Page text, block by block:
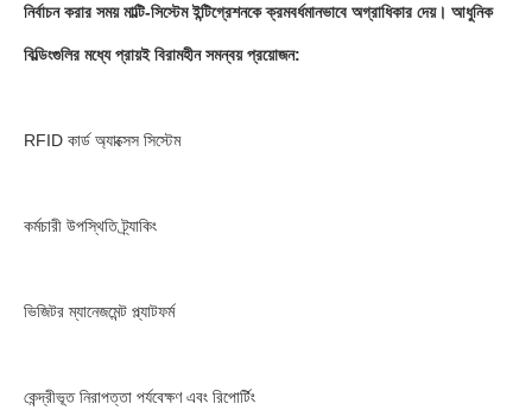
নির্বাচন করার সময় মাল্টি-সিস্টেম ইন্টিগ্রেশনকে ক্রমবর্ধমানভাবে অগ্রাধিকার দেয়। আধুনিক
বিল্ডিংগুলির মধ্যে প্রায়ই বিরামহীন সমন্বয় প্রয়োজন:
RFID কার্ড অ্যাক্সেস সিস্টেম
কর্মচারী উপস্থিতি ট্র্যাকিং
ভিজিটর ম্যানেজমেন্ট প্ল্যাটফর্ম
কেন্দ্রীভূত নিরাপত্তা পর্যবেক্ষণ এবং রিপোর্টিং